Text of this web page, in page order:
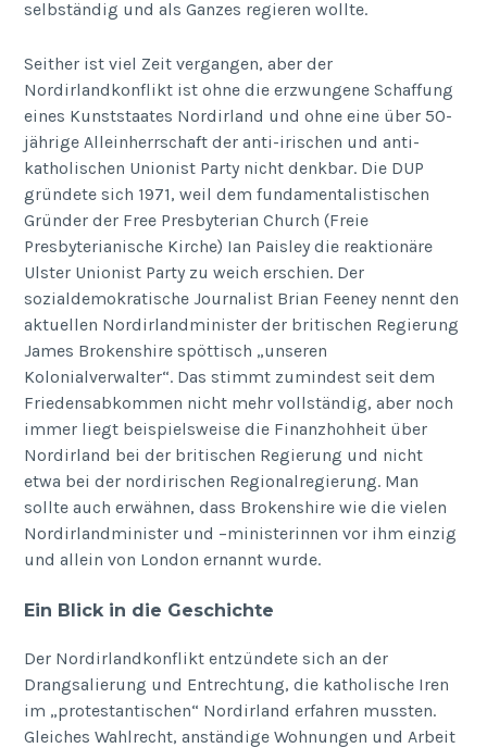
selbständig und als Ganzes regieren wollte.
Seither ist viel Zeit vergangen, aber der
Nordirlandkonflikt ist ohne die erzwungene Schaffung
eines Kunststaates Nordirland und ohne eine über 50-
jährige Alleinherrschaft der anti-irischen und anti-
katholischen Unionist Party nicht denkbar. Die DUP
gründete sich 1971, weil dem fundamentalistischen
Gründer der Free Presbyterian Church (Freie
Presbyterianische Kirche) Ian Paisley die reaktionäre
Ulster Unionist Party zu weich erschien. Der
sozialdemokratische Journalist Brian Feeney nennt den
aktuellen Nordirlandminister der britischen Regierung
James Brokenshire spöttisch „unseren
Kolonialverwalter“. Das stimmt zumindest seit dem
Friedensabkommen nicht mehr vollständig, aber noch
immer liegt beispielsweise die Finanzhohheit über
Nordirland bei der britischen Regierung und nicht
etwa bei der nordirischen Regionalregierung. Man
sollte auch erwähnen, dass Brokenshire wie die vielen
Nordirlandminister und –ministerinnen vor ihm einzig
und allein von London ernannt wurde.
Ein Blick in die Geschichte
Der Nordirlandkonflikt entzündete sich an der
Drangsalierung und Entrechtung, die katholische Iren
im „protestantischen“ Nordirland erfahren mussten.
Gleiches Wahlrecht, anständige Wohnungen und Arbeit